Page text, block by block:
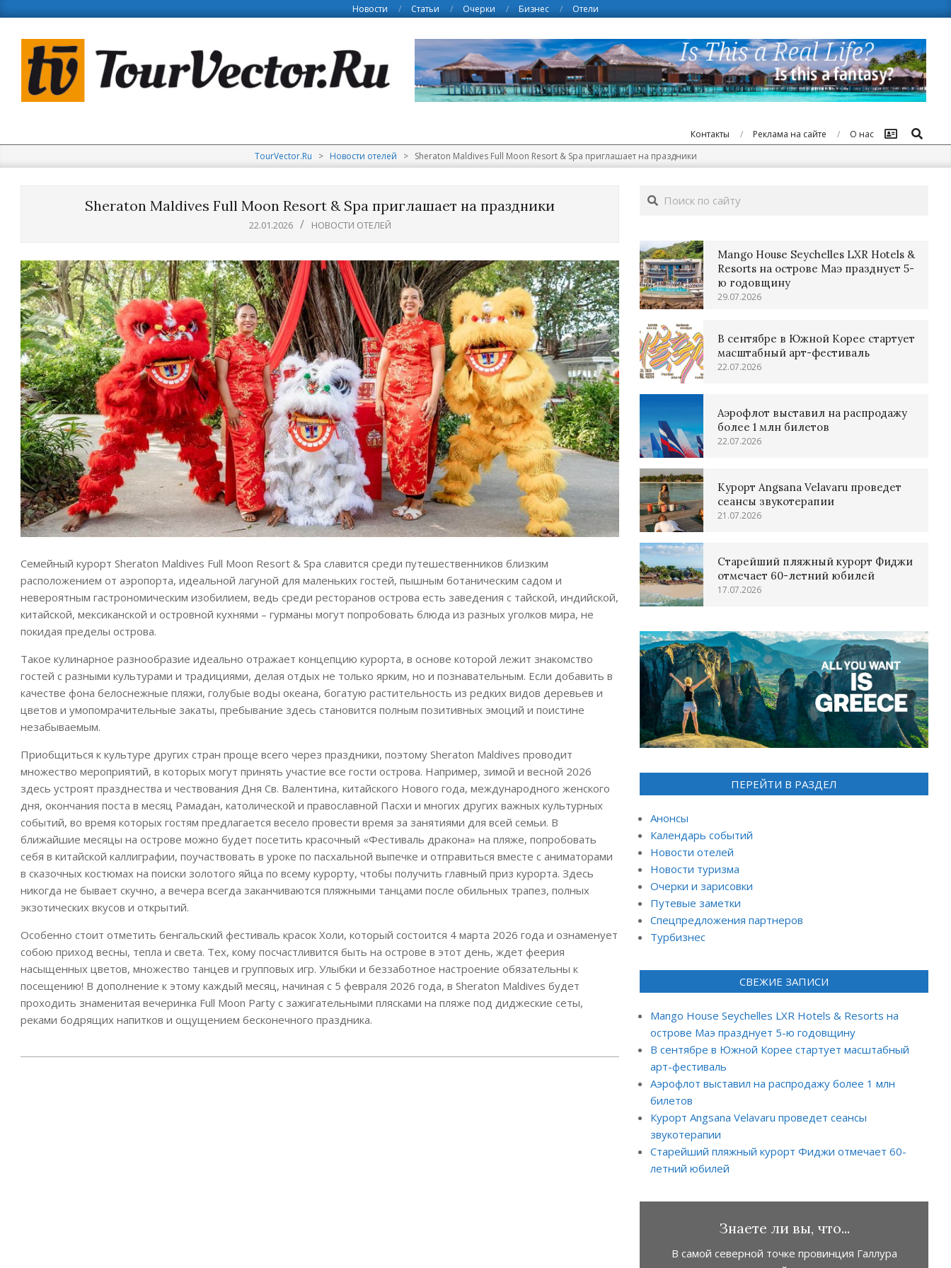
content
Новости Статьи Очерки Бизнес Отели
Контакты Реклама на сайте О нас Поиск
TourVector.Ru > Новости отелей > Sheraton Maldives Full Moon Resort & Spa приглашает на праздники
Sheraton Maldives Full Moon Resort & Spa приглашает на праздники
22.01.2026 НОВОСТИ ОТЕЛЕЙ
Семейный курорт Sheraton Maldives Full Moon Resort & Spa славится среди путешественников близким
расположением от аэропорта, идеальной лагуной для маленьких гостей, пышным ботаническим садом и
невероятным гастрономическим изобилием, ведь среди ресторанов острова есть заведения с тайской, индийской,
китайской, мексиканской и островной кухнями – гурманы могут попробовать блюда из разных уголков мира, не
покидая пределы острова.
Такое кулинарное разнообразие идеально отражает концепцию курорта, в основе которой лежит знакомство
гостей с разными культурами и традициями, делая отдых не только ярким, но и познавательным. Если добавить в
качестве фона белоснежные пляжи, голубые воды океана, богатую растительность из редких видов деревьев и
цветов и умопомрачительные закаты, пребывание здесь становится полным позитивных эмоций и поистине
незабываемым.
Приобщиться к культуре других стран проще всего через праздники, поэтому Sheraton Maldives проводит
множество мероприятий, в которых могут принять участие все гости острова. Например, зимой и весной 2026
здесь устроят празднества и чествования Дня Св. Валентина, китайского Нового года, международного женского
дня, окончания поста в месяц Рамадан, католической и православной Пасхи и многих других важных культурных
событий, во время которых гостям предлагается весело провести время за занятиями для всей семьи. В
ближайшие месяцы на острове можно будет посетить красочный «Фестиваль дракона» на пляже, попробовать
себя в китайской каллиграфии, поучаствовать в уроке по пасхальной выпечке и отправиться вместе с аниматорами
в сказочных костюмах на поиски золотого яйца по всему курорту, чтобы получить главный приз курорта. Здесь
никогда не бывает скучно, а вечера всегда заканчиваются пляжными танцами после обильных трапез, полных
экзотических вкусов и открытий.
Особенно стоит отметить бенгальский фестиваль красок Холи, который состоится 4 марта 2026 года и ознаменует
собою приход весны, тепла и света. Тех, кому посчастливится быть на острове в этот день, ждет феерия
насыщенных цветов, множество танцев и групповых игр. Улыбки и беззаботное настроение обязательны к
посещению! В дополнение к этому каждый месяц, начиная с 5 февраля 2026 года, в Sheraton Maldives будет
проходить знаменитая вечеринка Full Moon Party с зажигательными плясками на пляже под диджеские сеты,
реками бодрящих напитков и ощущением бесконечного праздника.
Поиск
Mango House Seychelles LXR Hotels &
Resorts на острове Маэ празднует 5-
ю годовщину
29.07.2026
В сентябре в Южной Корее стартует
масштабный арт-фестиваль
22.07.2026
Аэрофлот выставил на распродажу
более 1 млн билетов
22.07.2026
Курорт Angsana Velavaru проведет
сеансы звукотерапии
21.07.2026
Старейший пляжный курорт Фиджи
отмечает 60-летний юбилей
17.07.2026
ПЕРЕЙТИ В РАЗДЕЛ
Анонсы
Календарь событий
Новости отелей
Новости туризма
Очерки и зарисовки
Путевые заметки
Спецпредложения партнеров
Турбизнес
СВЕЖИЕ ЗАПИСИ
Mango House Seychelles LXR Hotels & Resorts на
острове Маэ празднует 5-ю годовщину
В сентябре в Южной Корее стартует масштабный
арт-фестиваль
Аэрофлот выставил на распродажу более 1 млн
билетов
Курорт Angsana Velavaru проведет сеансы
звукотерапии
Старейший пляжный курорт Фиджи отмечает 60-
летний юбилей
Знаете ли вы, что...
В самой северной точке провинция Галлура